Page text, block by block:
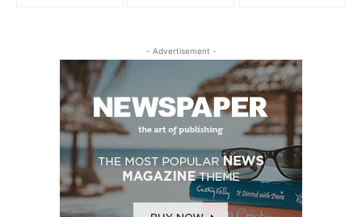
- Advertisement -